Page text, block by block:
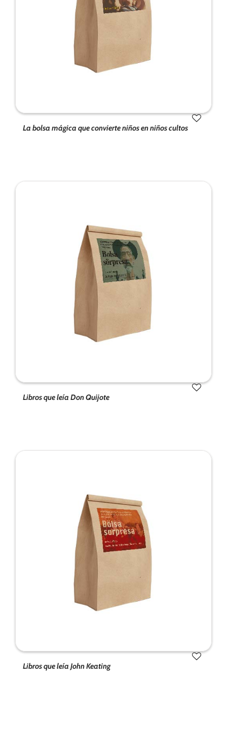
La bolsa mágica que convierte niños en niños cultos
Libros que leía Don Quijote
Libros que leía John Keating